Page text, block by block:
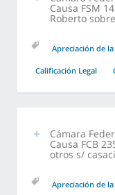
Causa FSM
Roberto
Apreciación de
Calificación Legal
Cámara
Causa FCB
otros s/
Apreciación de